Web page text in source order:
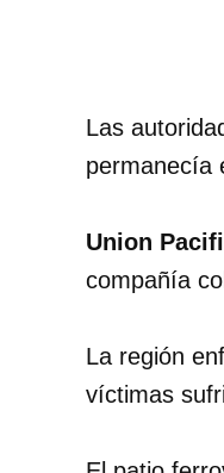
Las
permanecía
Union
compañía
La región
víctimas